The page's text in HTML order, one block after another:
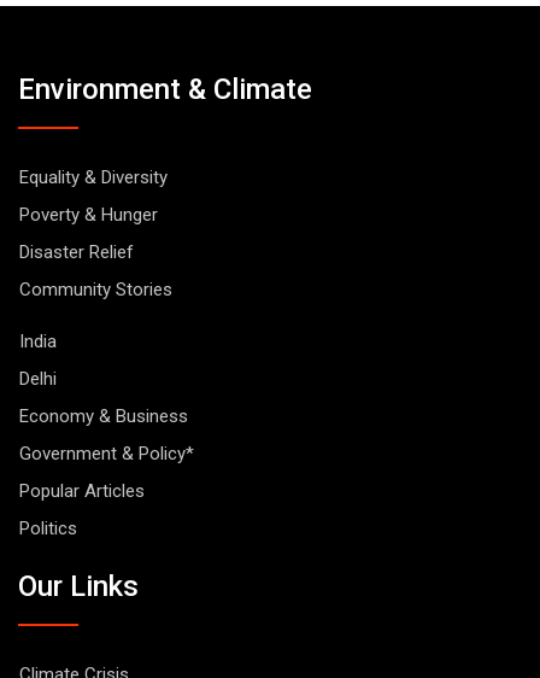
Environment & Climate
Equality & Diversity
Poverty & Hunger
Disaster Relief
Community Stories
India
Delhi
Economy & Business
Government & Policy*
Popular Articles
Politics
Our Links